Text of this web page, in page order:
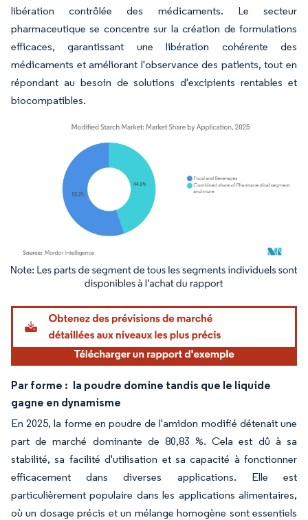
libération contrôlée des médicaments. Le secteur
pharmaceutique se concentre sur la création de formulations
efficaces, garantissant une libération cohérente des
médicaments et améliorant l'observance des patients, tout en
répondant au besoin de solutions d'excipients rentables et
biocompatibles.
Image © Mordor Intelligence. La réutilisation nécessite une attribution sous CC BY
Par forme : la poudre domine tandis que le liquide
gagne en dynamisme
En 2025, la forme en poudre de l'amidon modifié détenait une
part de marché dominante de 80,83 %. Cela est dû à sa
stabilité, sa facilité d'utilisation et sa capacité à fonctionner
efficacement dans diverses applications. Elle est
particulièrement populaire dans les applications alimentaires,
où un dosage précis et un mélange homogène sont essentiels